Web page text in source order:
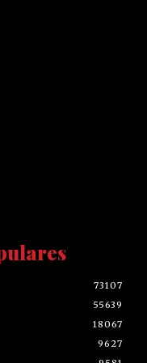
73107
55639
18067
9627